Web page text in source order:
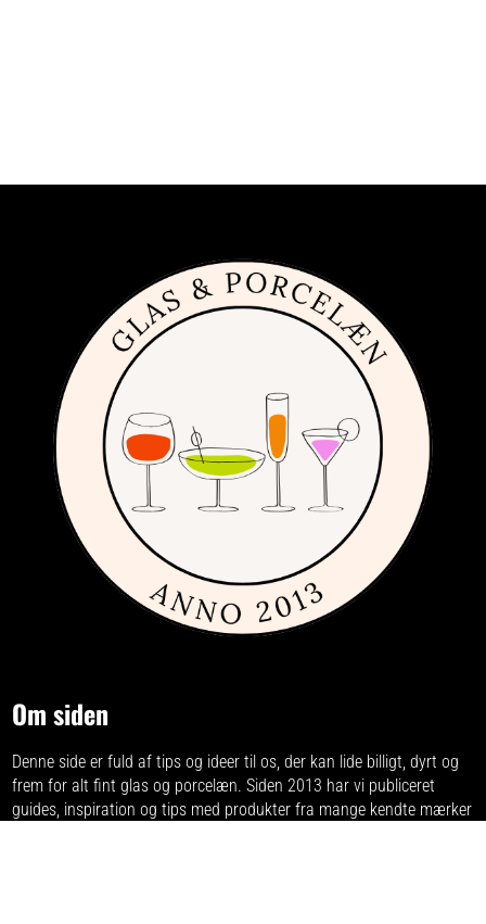
Om siden
Denne side er fuld af tips og ideer til os, der kan lide billigt, dyrt og
frem for alt fint glas og porcelæn. Siden 2013 har vi publiceret
guides, inspiration og tips med produkter fra mange kendte mærker